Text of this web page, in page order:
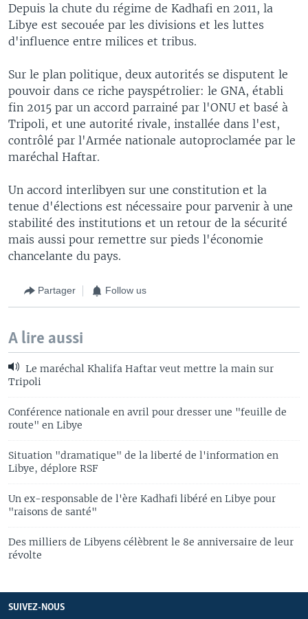
Depuis la chute du régime de Kadhafi en 2011, la
Libye est secouée par les divisions et les luttes
d'influence entre milices et tribus.
Sur le plan politique, deux autorités se disputent le
pouvoir dans ce riche payspétrolier: le GNA, établi
fin 2015 par un accord parrainé par l'ONU et basé à
Tripoli, et une autorité rivale, installée dans l'est,
contrôlé par l'Armée nationale autoproclamée par le
maréchal Haftar.
Un accord interlibyen sur une constitution et la
tenue d'élections est nécessaire pour parvenir à une
stabilité des institutions et un retour de la sécurité
mais aussi pour remettre sur pieds l'économie
chancelante du pays.
Partager Follow us
A lire aussi
Le maréchal Khalifa Haftar veut mettre la main sur
Tripoli
Conférence nationale en avril pour dresser une "feuille de
route" en Libye
Situation "dramatique" de la liberté de l'information en
Libye, déplore RSF
Un ex-responsable de l'ère Kadhafi libéré en Libye pour
"raisons de santé"
Des milliers de Libyens célèbrent le 8e anniversaire de leur
révolte
SUIVEZ-NOUS